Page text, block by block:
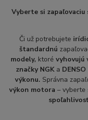
Vyberte si
Či už potrebujete
štandardnú
modely, ktoré vyhovujú
značky NGK a DENSO
výkonu. Správna
výkon motora – vyberte
spoľahlivosť